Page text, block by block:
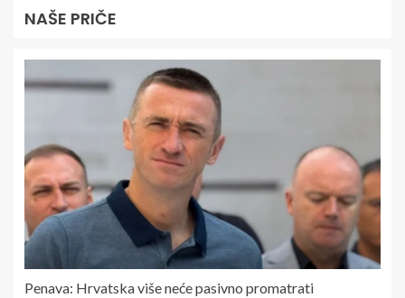
NAŠE PRIČE
Penava: Hrvatska više neće pasivno promatrati